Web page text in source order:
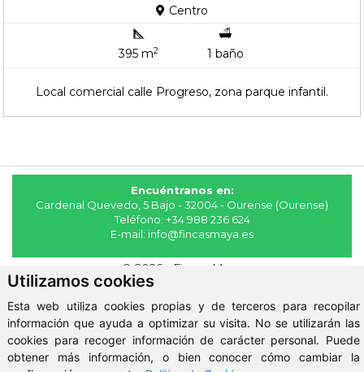
Utilizamos cookies
Esta web utiliza cookies propias y de terceros para recopilar
información que ayuda a optimizar su visita. No se utilizarán las
cookies para recoger información de carácter personal. Puede
obtener más información, o bien conocer cómo cambiar la
Centro
395 m2 1 baño
Local comercial calle Progreso, zona parque infantil.
Encuéntranos en:
Cardenal Quevedo, 5 Bajo - 32004 - Ourense (Ourense)
Teléfono: +34 988 236 624
E-mail: info@fincasmaya.es
© 2026 - Fincas Maya
Aviso Legal-Política de Privacidad